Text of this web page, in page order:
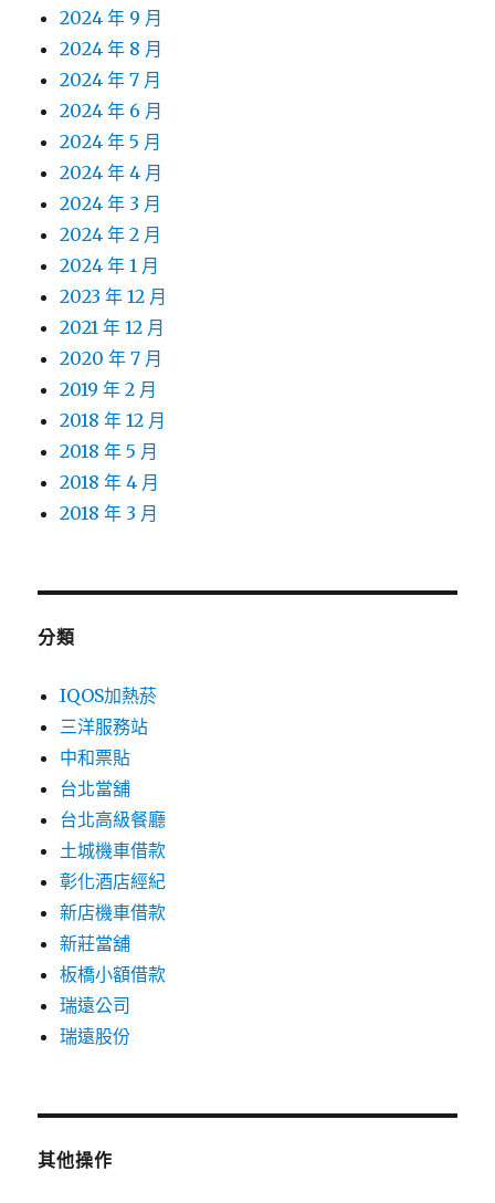
2024 年 9 月
2024 年 8 月
2024 年 7 月
2024 年 6 月
2024 年 5 月
2024 年 4 月
2024 年 3 月
2024 年 2 月
2024 年 1 月
2023 年 12 月
2021 年 12 月
2020 年 7 月
2019 年 2 月
2018 年 12 月
2018 年 5 月
2018 年 4 月
2018 年 3 月
分類
IQOS加熱菸
三洋服務站
中和票貼
台北當舖
台北高級餐廳
土城機車借款
彰化酒店經紀
新店機車借款
新莊當舖
板橋小額借款
瑞遠公司
瑞遠股份
其他操作